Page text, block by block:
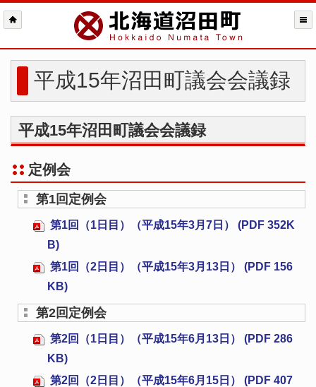
平成15年沼田町議会会議録
平成15年沼田町議会会議録
定例会
第1回定例会
第1回（1日目）（平成15年3月7日） (PDF 352K
B)
第1回（2日目）（平成15年3月13日） (PDF 156
KB)
第2回定例会
第2回（1日目）（平成15年6月13日） (PDF 286
KB)
第2回（2日目）（平成15年6月15日） (PDF 407